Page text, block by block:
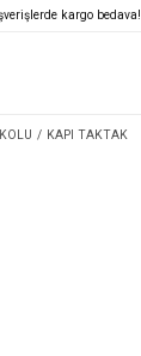
kargo bedava!
KAPI TAKTAK